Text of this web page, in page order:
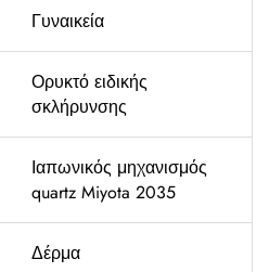
Γυναικεία
Ορυκτό ειδικής
σκλήρυνσης
Ιαπωνικός μηχανισμός
quartz Miyota 2035
Δέρμα